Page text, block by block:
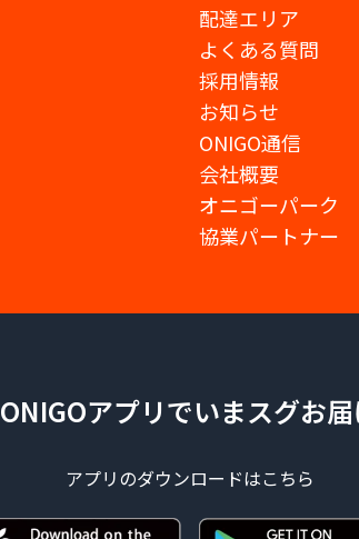
配達エリア
よくある質問
採用情報
お知らせ
ONIGO通信
会社概要
オニゴーパーク
協業パートナー
ONIGOアプリでいまスグお
アプリのダウンロードはこちら